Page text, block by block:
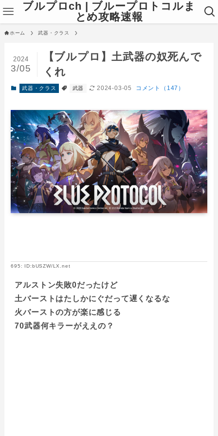
ブルプロch | ブループロトコルま
とめ攻略速報
ホーム 武器・クラス
【ブルプロ】土武器の奴死んで
くれ
2024
3/05
武器・クラス 武器 2024-03-05 コメント（147）
695: ID:bUSZW/LX.net
アルストン失敗0だったけど
土バーストはたしかにぐだって遅くなるな
火バーストの方が楽に感じる
70武器何キラーがええの？